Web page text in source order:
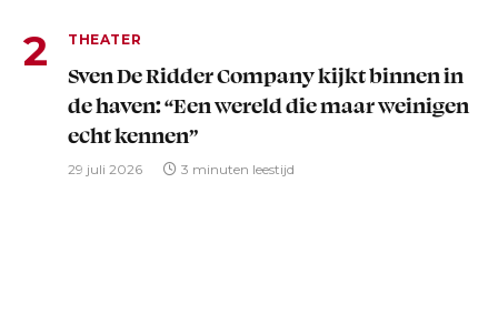
THEATER
Sven De Ridder Company kijkt binnen in
de haven: “Een wereld die maar weinigen
echt kennen”
29 juli 2026 3 minuten leestijd